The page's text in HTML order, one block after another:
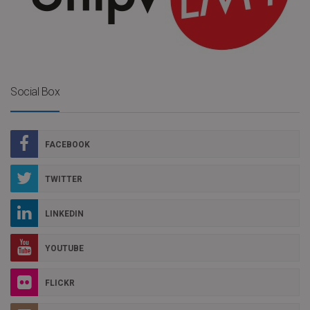
Social Box
FACEBOOK
TWITTER
LINKEDIN
YOUTUBE
FLICKR